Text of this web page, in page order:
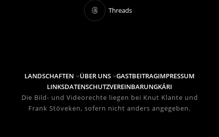
Threads
LANDSCHAFTEN ÜBER UNS GASTBEITRAGIMPRESSUM
LINKSDATENSCHUTZVEREINBARUNGKÁRI
Die Bild- und Videorechte liegen bei Knut Klante und
Frank Stöveken, sofern nicht anders angegeben.